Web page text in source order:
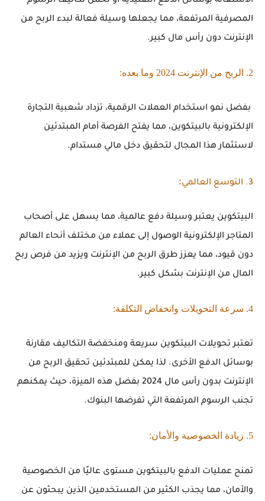
المصرفية المرتفعة، مما يجعلها وسيلة فعالة لبدء الربح من
الإنترنت دون رأس مال كبير.
2. الربح من الإنترنت 2024 وما بعده:
بفضل نمو استخدام العملات الرقمية، تزداد شعبية التجارة
الإلكترونية بالبيتكوين، مما يفتح الفرصة أمام المبتدئين
لاستثمار هذا المجال لتحقيق دخل مالي مستدام.
3. التوسع العالمي :
البيتكوين يعتبر وسيلة دفع عالمية، مما يسهل على أصحاب
المتاجر الإلكترونية الوصول إلى عملاء من مختلف أنحاء العالم
دون قيود، مما يعزز طرق الربح من الإنترنت ويزيد من فرص ربح
المال من الإنترنت بشكل كبير.
4. سرعة التحويلات وانخفاض التكلفة:
تعتبر تحويلات البيتكوين سريعة ومنخفضة التكاليف مقارنة
بوسائل الدفع الأخرى. لذا يمكن للمبتدئين تحقيق الربح من
الإنترنت بدون رأس مال 2024 بفضل هذه الميزة، حيث يمكنهم
تجنب الرسوم المرتفعة التي تفرضها البنوك.
5. زيادة الخصوصية والأمان:
تمنح عمليات الدفع بالبيتكوين مستوى عاليًا من الخصوصية
والأمان، مما يجذب الكثير من المستخدمين الذين يبحثون عن